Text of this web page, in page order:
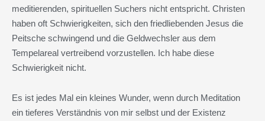
meditierenden, spirituellen Suchers nicht entspricht. Christen
haben oft Schwierigkeiten, sich den friedliebenden Jesus die
Peitsche schwingend und die Geldwechsler aus dem
Tempelareal vertreibend vorzustellen. Ich habe diese
Schwierigkeit nicht.
Es ist jedes Mal ein kleines Wunder, wenn durch Meditation
ein tieferes Verständnis von mir selbst und der Existenz